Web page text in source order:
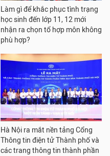
Làm gì để khắc phục tình trạng
học sinh đến lớp 11, 12 mới
nhận ra chọn tổ hợp môn không
phù hợp?
Hà Nội ra mắt nền tảng Cổng
Thông tin điện tử Thành phố và
các trang thông tin thành phần